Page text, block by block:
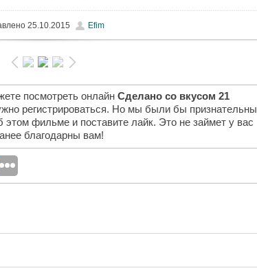
25.10.2015 Efim
посмотреть онлайн Сделано со вкусом 21
регистрироваться. Но мы были бы признательны
фильме и поставите лайк. Это не займет у вас
благодарны вам!